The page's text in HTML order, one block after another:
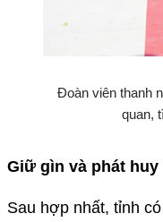
Đoàn viên thanh
quan,
Giữ gìn và phát huy
Sau hợp nhất, tỉnh